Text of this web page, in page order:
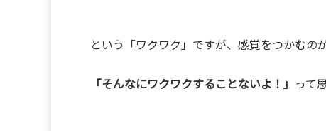
という「ワクワク」ですが、感覚をつかむの
「そんなにワクワクすることないよ！」 って